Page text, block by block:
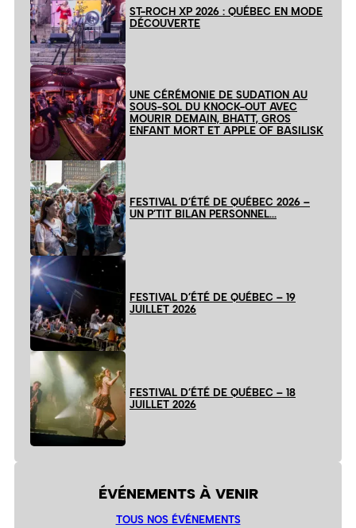
ST-ROCH XP 2026 : QUÉBEC EN MODE
DÉCOUVERTE
UNE CÉRÉMONIE DE SUDATION AU
SOUS-SOL DU KNOCK-OUT AVEC
MOURIR DEMAIN, BHATT, GROS
ENFANT MORT ET APPLE OF BASILISK
FESTIVAL D’ÉTÉ DE QUÉBEC 2026 –
UN P’TIT BILAN PERSONNEL…
FESTIVAL D’ÉTÉ DE QUÉBEC – 19
JUILLET 2026
FESTIVAL D’ÉTÉ DE QUÉBEC – 18
JUILLET 2026
ÉVÉNEMENTS À VENIR
TOUS NOS ÉVÉNEMENTS